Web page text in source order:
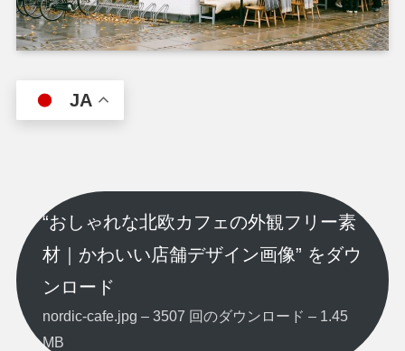
JA
“おしゃれな北欧カフェの外観フリー素
材｜かわいい店舗デザイン画像” をダウ
ンロード
nordic-cafe.jpg – 3507 回のダウンロード – 1.45
MB